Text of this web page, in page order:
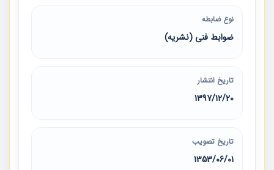
نوع ضابطه
ضوابط فنی (نشریه)
تاریخ انتشار
1397/12/20
تاریخ تصویب
1353/06/01